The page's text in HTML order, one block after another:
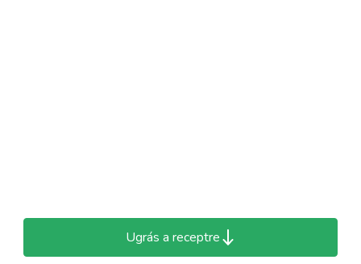
Ugrás a receptre